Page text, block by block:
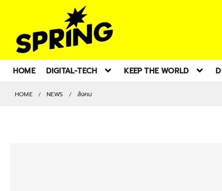
HOME DIGITAL-TECH KEEP THE WORLD
HOME NEWS สังคม